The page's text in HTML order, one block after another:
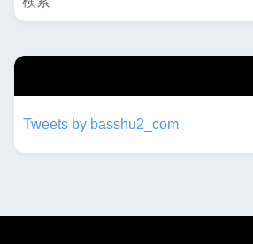
Tweets by basshu2_com